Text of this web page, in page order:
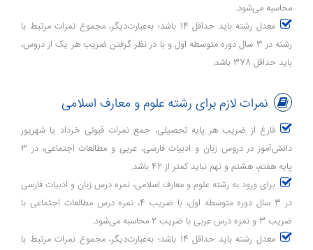
محاسبه می‌شود.
معدل رشته باید حداقل 14 باشد؛ به‌عبارت‌دیگر، مجموع نمرات مرتبط با
رشته در 3 سال دوره متوسطه اول و با در نظر گرفتن ضریب هر یک از دروس،
باید حداقل 378 باشد.
نمرات لازم برای رشته علوم و معارف اسلامی
فارغ از ضریب هر پایه تحصیلی، جمع نمرات قبولی خرداد یا شهریور
دانش‌آموز در دروس زبان و ادبیات فارسی، عربی و مطالعات اجتماعی، در 3
پایه هفتم، هشتم و نهم نباید کمتر از 42 باشد.
برای ورود به رشته علوم و معارف اسلامی، نمره درس زبان و ادبیات فارسی
در 3 سال دوره متوسطه اول، با ضریب 4، نمره درس مطالعات اجتماعی با
ضریب 3 و نمره درس عربی با ضریب 2 محاسبه می‌شود.
معدل رشته باید حداقل 14 باشد؛ به‌عبارت‌دیگر، مجموع نمرات مرتبط با